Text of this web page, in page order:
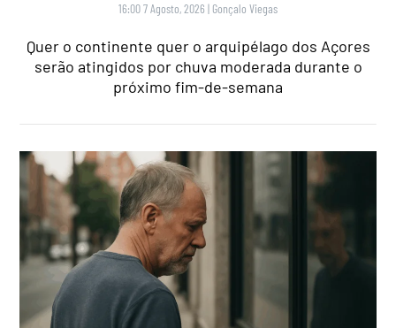
16:00 7 Agosto, 2026 | Gonçalo Viegas
Quer o continente quer o arquipélago dos Açores
serão atingidos por chuva moderada durante o
próximo fim-de-semana